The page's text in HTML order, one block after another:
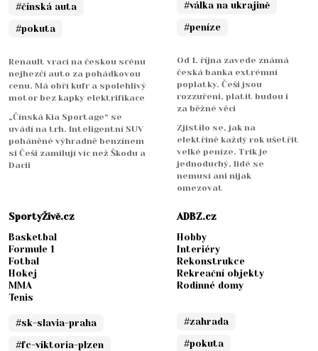
#čínská auta
#pokuta
Renault vrací na českou scénu
nejhezčí auto za pohádkovou
cenu. Má obří kufr a spolehlivý
motor bez kapky elektrifikace
„Čínská Kia Sportage“ se
uvádí na trh. Inteligentní SUV
poháněné výhradně benzínem
si Češi zamilují víc než Škodu a
Dacii
#válka na ukrajině
#peníze
Od 1. října zavede známá
česká banka extrémní
poplatky. Češi jsou
rozzuřeni, platit budou i
za běžné věci
Zjistilo se, jak na
elektřině každý rok ušetřit
velké peníze. Trik je
jednoduchý, lidé se
nemusí ani nijak
omezovat
SportyŽivě.cz
Basketbal
Formule 1
Fotbal
Hokej
MMA
Tenis
#sk-slavia-praha
#fc-viktoria-plzen
ADBZ.cz
Hobby
Interiéry
Rekonstrukce
Rekreační objekty
Rodinné domy
#zahrada
#pokuta